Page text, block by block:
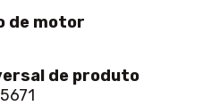
de motor
de produto